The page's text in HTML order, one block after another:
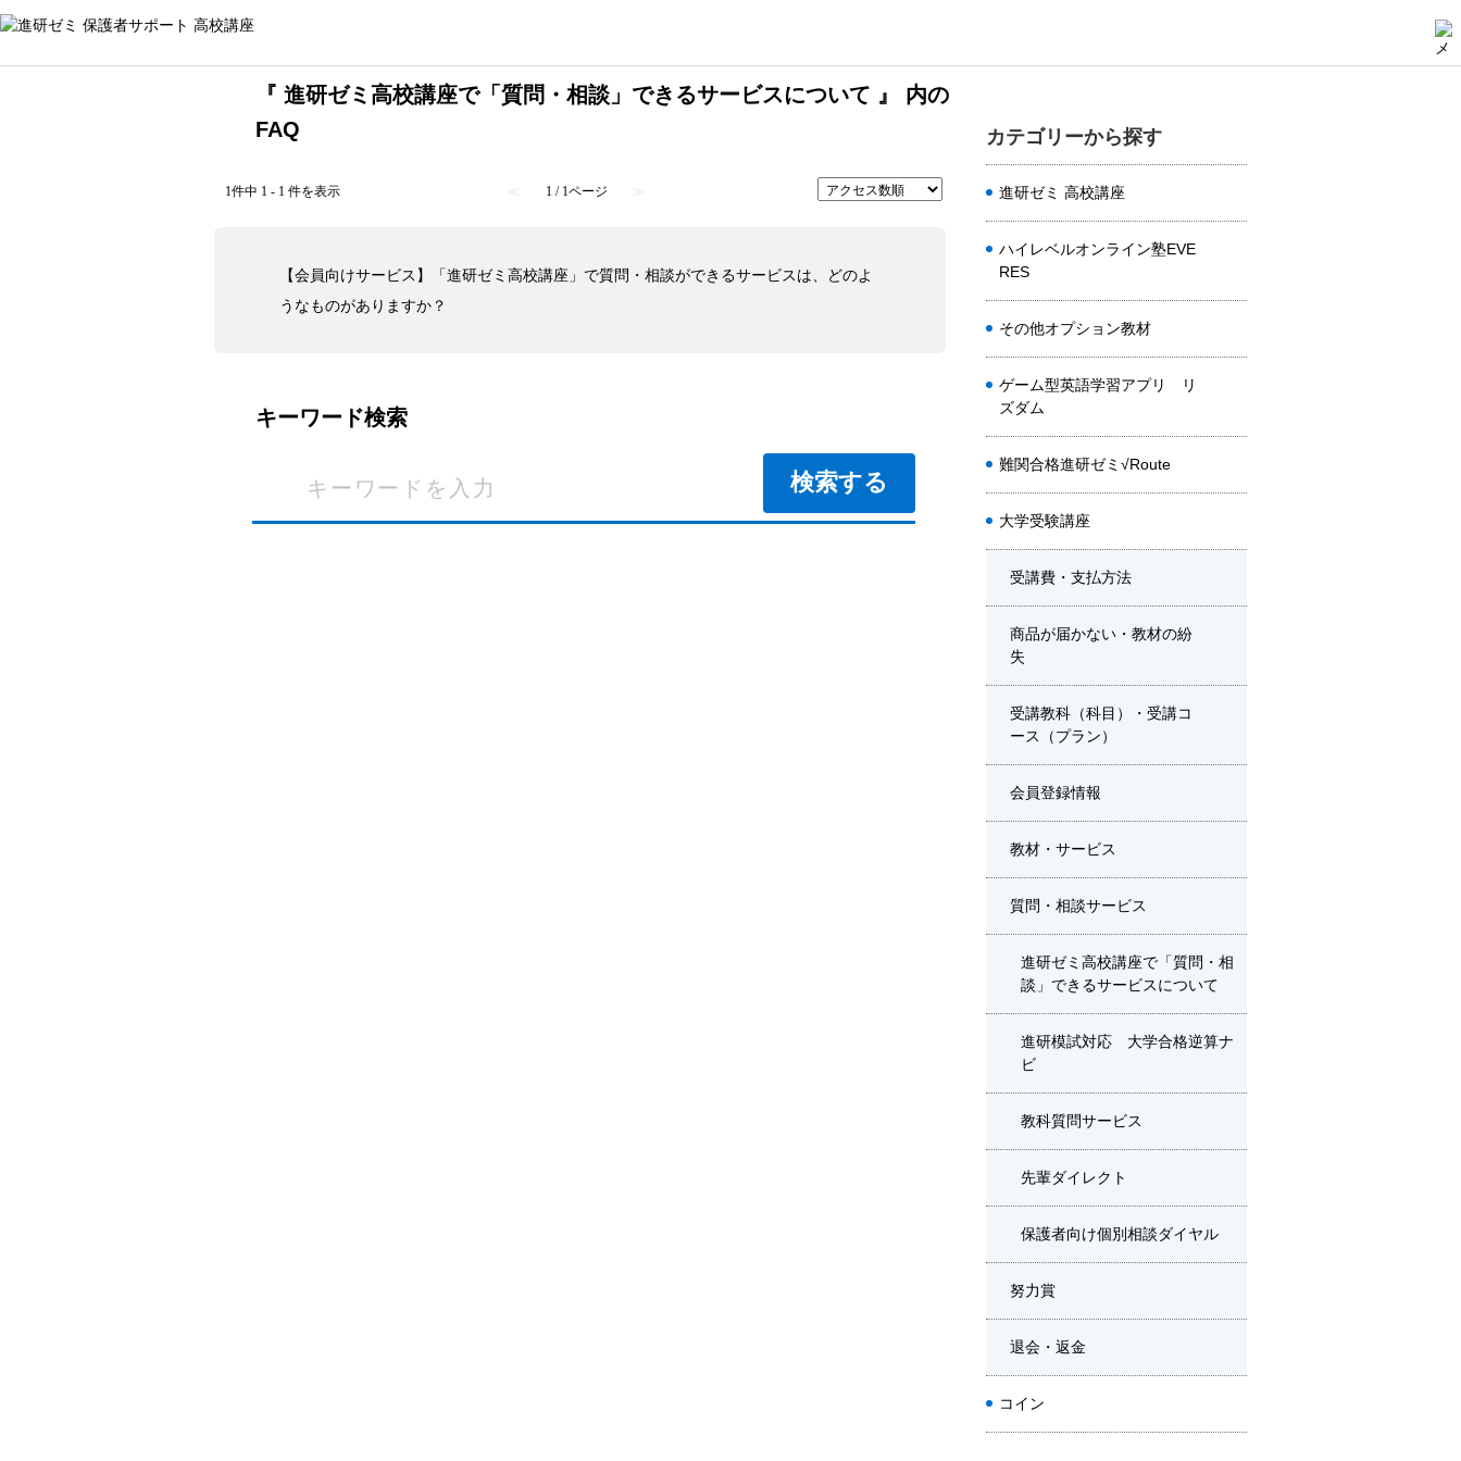
カテゴリーから探す
進研ゼミ 高校講座
ハイレベルオンライン塾EVE
RES
その他オプション教材
ゲーム型英語学習アプリ リ
ズダム
難関合格進研ゼミ√Route
大学受験講座
受講費・支払方法
商品が届かない・教材の紛
失
受講教科（科目）・受講コ
ース（プラン）
会員登録情報
教材・サービス
質問・相談サービス
進研ゼミ高校講座で「質問・相
談」できるサービスについて
進研模試対応 大学合格逆算ナ
ビ
教科質問サービス
先輩ダイレクト
保護者向け個別相談ダイヤル
努力賞
退会・返金
コイン
『 進研ゼミ高校講座で「質問・相談」できるサービスについて 』 内の
FAQ
1件中 1 - 1 件を表示 ≪ 1 / 1ページ ≫
【会員向けサービス】「進研ゼミ高校講座」で質問・相談ができるサービスは、どのよ
うなものがありますか？
キーワード検索